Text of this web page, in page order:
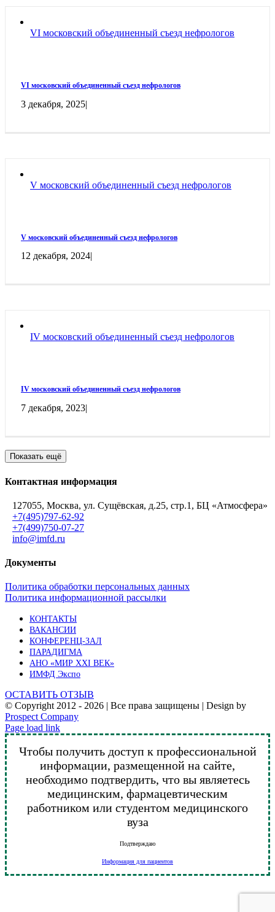
VI московский объединенный съезд нефрологов
VI московский объединенный съезд нефрологов
3 декабря, 2025|
V московский объединенный съезд нефрологов
V московский объединенный съезд нефрологов
12 декабря, 2024|
IV московский объединенный съезд нефрологов
IV московский объединенный съезд нефрологов
7 декабря, 2023|
Показать ещё
Контактная информация
127055, Москва, ул. Сущёвская, д.25, стр.1, БЦ «Атмосфера»
+7(495)797-62-92
+7(499)750-07-27
info@imfd.ru
Документы
Политика обработки персональных данных
Политика информационной рассылки
КОНТАКТЫ
ВАКАНСИИ
КОНФЕРЕНЦ-ЗАЛ
ПАРАДИГМА
АНО «МИР XXI ВЕК»
ИМФД Экспо
ОСТАВИТЬ ОТЗЫВ
© Copyright 2012 - 2026 | Все права защищены | Design by
Prospect Company
Vk
Telegram
YouTube
Email
Page load link
Чтобы получить доступ к профессиональной
информации, размещенной на сайте,
необходимо подтвердить, что вы являетесь
медицинским, фармацевтическим
работником или студентом медицинского
вуза
Подтверждаю
Информация для пациентов